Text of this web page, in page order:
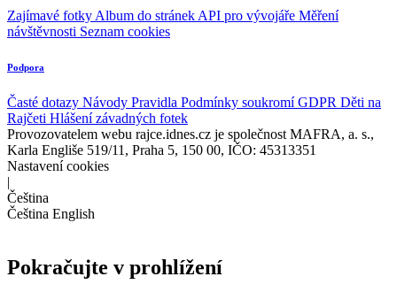
Zajímavé fotky Album do stránek API pro vývojáře Měření
návštěvnosti Seznam cookies
Podpora
Časté dotazy Návody Pravidla Podmínky soukromíGDPR Děti na
Rajčeti Hlášení závadných fotek
Provozovatelem webu rajce.idnes.cz je společnost MAFRA, a. s.,
Karla Engliše 519/11, Praha 5, 150 00, IČO: 45313351
Nastavení cookies
|
Čeština
Čeština English
Pokračujte v prohlížení